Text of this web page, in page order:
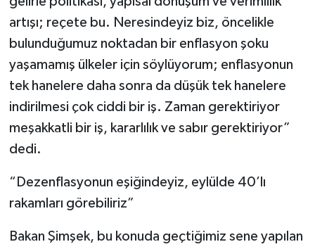
artışı; reçete bu. Neresindeyiz biz, öncelikle
bulunduğumuz noktadan bir enflasyon şoku
yaşamamış ülkeler için söylüyorum; enflasyonun
tek hanelere daha sonra da düşük tek hanelere
indirilmesi çok ciddi bir iş. Zaman gerektiriyor
meşakkatli bir iş, kararlılık ve sabır gerektiriyor”
dedi.
“Dezenflasyonun eşiğindeyiz, eylülde 40’lı
rakamları görebiliriz”
Bakan Şimşek, bu konuda geçtiğimiz sene yapılan